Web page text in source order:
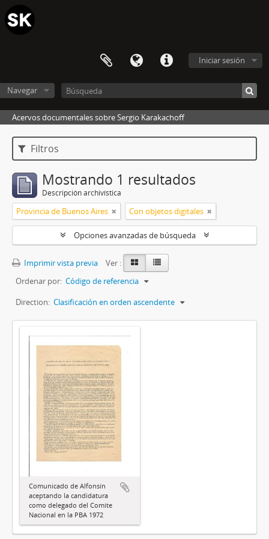
Iniciar sesión
Navegar
Acervos documentales sobre Sergio Karakachoff
Filtros
Mostrando 1 resultados
Descripción archivística
Provincia de Buenos Aires Con objetos digitales
Opciones avanzadas de búsqueda
Imprimir vista previa
Ver :
Ordenar por: Código de referencia
Direction: Clasificación en orden ascendente
Comunicado de Alfonsín
aceptando la candidatura
como delegado del Comite
Nacional en la PBA 1972